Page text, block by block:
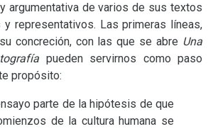
argumentativa de varios de sus textos
representativos. Las primeras líneas,
concreción, con las que se abre Una
pueden servirnos como paso
propósito:
parte de la hipótesis de que
de la cultura humana se